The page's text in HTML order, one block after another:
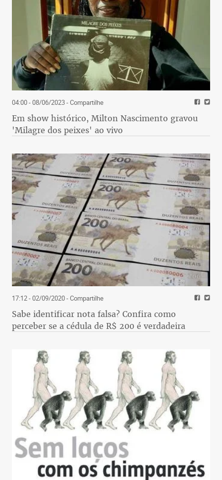
04:00 - 08/06/2023- Compartilhe
Em show histórico, Milton Nascimento gravou
'Milagre dos peixes' ao vivo
17:12 - 02/09/2020- Compartilhe
Sabe identificar nota falsa? Confira como
perceber se a cédula de R$ 200 é verdadeira